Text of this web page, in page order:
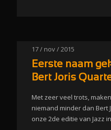
17 / nov / 2015
Eerste naam
Bert Joris
Met zeer veel trots,
niemand minder dan Bert
onze 2de editie van Jazz